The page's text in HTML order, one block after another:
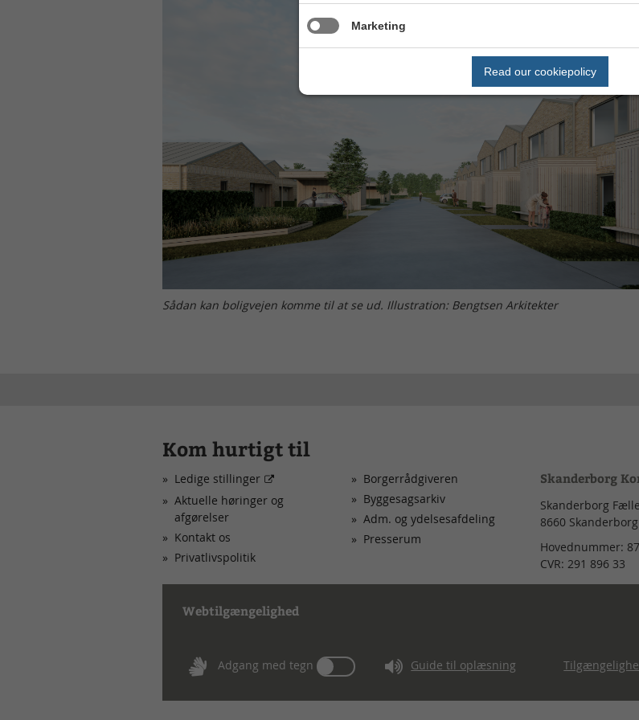
Sådan kan boligvejen komme til at se ud. Illustration: Bengtsen Arkitekter
Kom hurtigt til
Ledige stillinger
Aktuelle høringer og
afgørelser
Kontakt os
Privatlivspolitik
Borgerrådgiveren
Byggesagsarkiv
Adm. og ydelsesafdeling
Presserum
Skanderborg
Skanderborg
8660 Skanderborg
Hovednummer:
CVR: 291 896 33
Webtilgængelighed
Adgang med tegn
Tænd
eller
sluk
Guide til oplæsning
Marketing
Read our cookiepolicy